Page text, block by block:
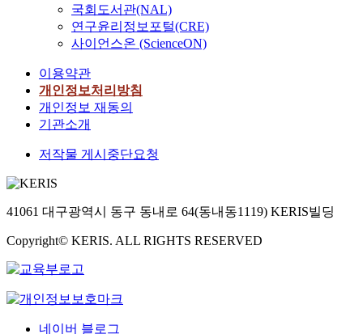
국회도서관(NAL)
연구윤리정보포털(CRE)
사이언스온 (ScienceON)
이용약관
개인정보처리방침
개인정보 재동의
기관소개
저작물 게시중단요청
41061 대구광역시 동구 동내로 64(동내동1119) KERIS빌딩
Copyright© KERIS. ALL RIGHTS RESERVED
네이버 블로그